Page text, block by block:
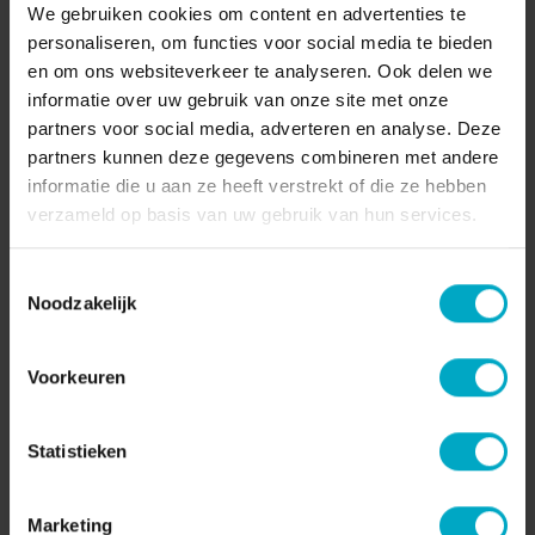
We gebruiken cookies om content en advertenties te
personaliseren, om functies voor social media te bieden
en om ons websiteverkeer te analyseren. Ook delen we
informatie over uw gebruik van onze site met onze
partners voor social media, adverteren en analyse. Deze
partners kunnen deze gegevens combineren met andere
informatie die u aan ze heeft verstrekt of die ze hebben
verzameld op basis van uw gebruik van hun services.
Noodzakelijk
Voorkeuren
Statistieken
Marketing
gediend, je moet je gast wel serieus nemen, zonder steeds
aan de knoppen zitten te draaien. Dus dan kun je wel een
plekje adviseren op een iets rustiger plekje, maar de muziek
gaat niet zachter! Spiegelen aan je gast, misschien toch wel
‘u zeggen’ terwijl wij van de ‘je-cultuur’ zijn. Durf te zijn wie je
bent voor je gasten, als medewerker, maar zeker ook als
bedrijf.’
Pagina delen: